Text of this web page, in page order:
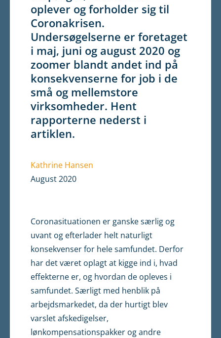
oplever og forholder sig til
Coronakrisen.
Undersøgelserne er foretaget
i maj, juni og august 2020 og
zoomer blandt andet ind på
konsekvenserne for job i de
små og mellemstore
virksomheder. Hent
rapporterne nederst i
artiklen.
Kathrine Hansen
August 2020
Coronasituationen er ganske særlig og
uvant og efterlader helt naturligt
konsekvenser for hele samfundet. Derfor
har det været oplagt at kigge ind i, hvad
effekterne er, og hvordan de opleves i
samfundet. Særligt med henblik på
arbejdsmarkedet, da der hurtigt blev
varslet afskedigelser,
lønkompensationspakker og andre